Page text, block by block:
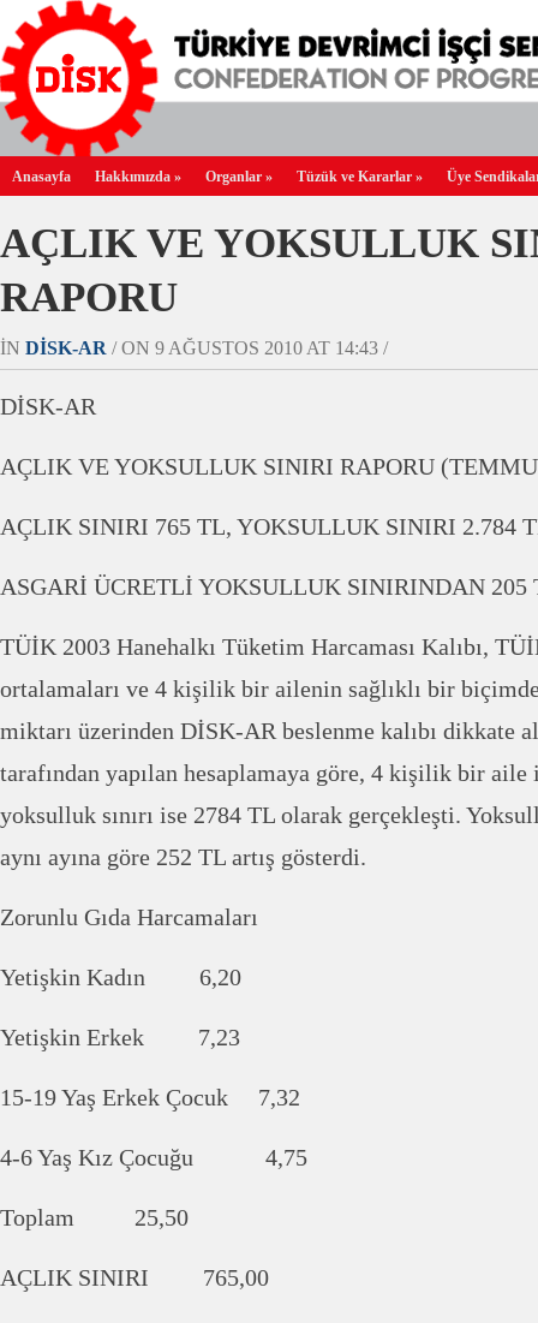
Anasayfa Hakkımızda » Organlar » Tüzük ve Kararlar » Üye
AÇLIK VE YOKSULLUK
RAPORU
IN DİSK-AR / ON 9 AĞUSTOS 2010 AT 14:43 /
DİSK-AR
AÇLIK VE YOKSULLUK SINIRI RAPORU
AÇLIK SINIRI 765 TL, YOKSULLUK SINIRI 2.784
ASGARİ ÜCRETLİ YOKSULLUK SINIRINDAN
TÜİK 2003 Hanehalkı Tüketim Harcaması Kalıbı,
ortalamaları ve 4 kişilik bir ailenin sağlıklı bir
miktarı üzerinden DİSK-AR beslenme kalıbı dikkate
tarafından yapılan hesaplamaya göre, 4 kişilik bir aile
yoksulluk sınırı ise 2784 TL olarak gerçekleşti.
aynı ayına göre 252 TL artış gösterdi.
Zorunlu Gıda Harcamaları
Yetişkin Kadın 6,20
Yetişkin Erkek 7,23
15-19 Yaş Erkek Çocuk 7,32
4-6 Yaş Kız Çocuğu 4,75
Toplam 25,50
AÇLIK SINIRI 765,00